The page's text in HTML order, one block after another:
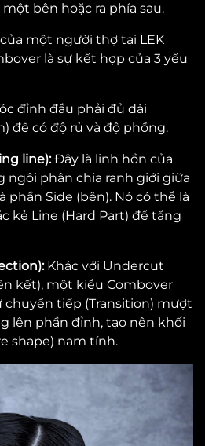
bên hoặc ra phía sau.
một người thợ tại LEK
là sự kết hợp của 3 yếu
đỉnh đầu phải đủ dài
để có độ rủ và độ phồng.
line):Đây là linh hồn của
ngôi phân chia ranh giới giữa
phần Side (bên). Nó có thể là
kẻ Line (Hard Part) để tăng
Khác với Undercut
kết), một kiểu Combover
tiếp (Transition) mượt
lên phần đỉnh, tạo nên khối
shape) nam tính.